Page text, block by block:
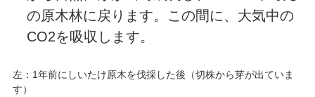
の原木林に戻ります。この間に、大気中の
CO2を吸収します。
左：1年前にしいたけ原木を伐採した後（切株から芽が出ていま
す）